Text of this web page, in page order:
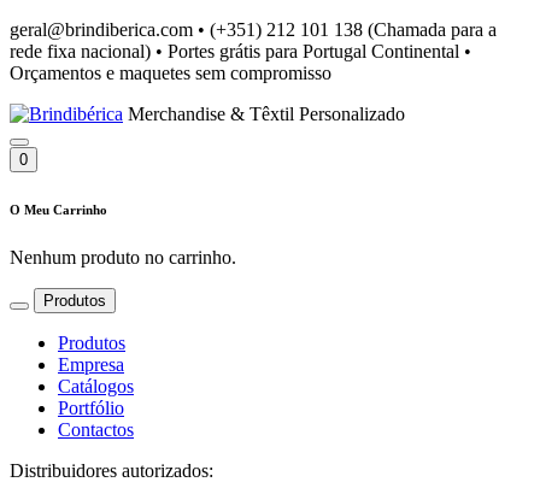
geral@brindiberica.com • (+351) 212 101 138 (Chamada para a
rede fixa nacional) • Portes grátis para Portugal Continental •
Orçamentos e maquetes sem compromisso
Merchandise & Têxtil Personalizado
0
O Meu Carrinho
Nenhum produto no carrinho.
Produtos
Produtos
Empresa
Catálogos
Portfólio
Contactos
Distribuidores autorizados: